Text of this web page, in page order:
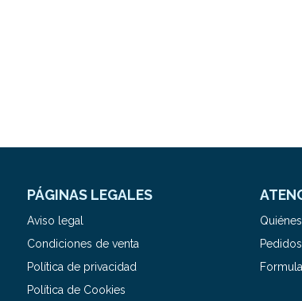
PÁGINAS LEGALES
Aviso legal
Condiciones de venta
Política de privacidad
Política de Cookies